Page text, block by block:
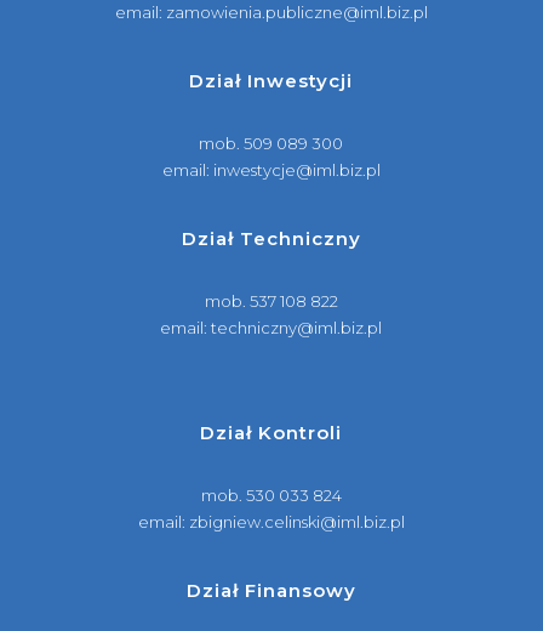
email: zamowienia.publiczne@iml.biz.pl
Dział Inwestycji
mob.509 089 300
email: inwestycje@iml.biz.pl
Dział Techniczny
mob. 537 108 822
email:techniczny@iml.biz.pl
Dział Kontroli
mob. 530 033 824
email: zbigniew.celinski@iml.biz.pl
Dział Finansowy